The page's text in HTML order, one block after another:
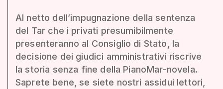
Al netto dell’impugnazione della sentenza
del Tar che i privati presumibilmente
presenteranno al Consiglio di Stato, la
decisione dei giudici amministrativi riscrive
la storia senza fine della PianoMar-novela.
Saprete bene, se siete nostri assidui lettori,